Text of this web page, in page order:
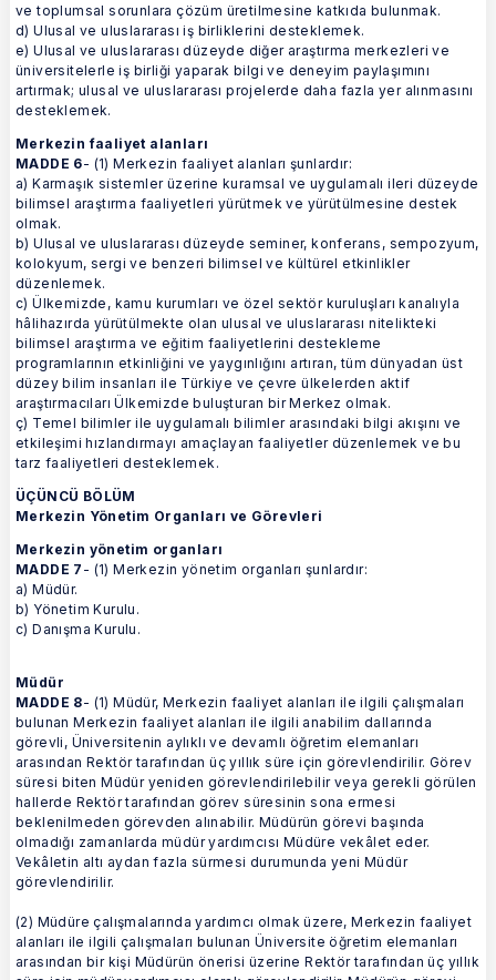
ve toplumsal sorunlara çözüm üretilmesine katkıda bulunmak.
d) Ulusal ve uluslararası iş birliklerini desteklemek.
e) Ulusal ve uluslararası düzeyde diğer araştırma merkezleri ve
üniversitelerle iş birliği yaparak bilgi ve deneyim paylaşımını
artırmak; ulusal ve uluslararası projelerde daha fazla yer alınmasını
desteklemek.
Merkezin faaliyet alanları
MADDE 6- (1) Merkezin faaliyet alanları şunlardır:
a) Karmaşık sistemler üzerine kuramsal ve uygulamalı ileri düzeyde
bilimsel araştırma faaliyetleri yürütmek ve yürütülmesine destek
olmak.
b) Ulusal ve uluslararası düzeyde seminer, konferans, sempozyum,
kolokyum, sergi ve benzeri bilimsel ve kültürel etkinlikler
düzenlemek.
c) Ülkemizde, kamu kurumları ve özel sektör kuruluşları kanalıyla
hâlihazırda yürütülmekte olan ulusal ve uluslararası nitelikteki
bilimsel araştırma ve eğitim faaliyetlerini destekleme
programlarının etkinliğini ve yaygınlığını artıran, tüm dünyadan üst
düzey bilim insanları ile Türkiye ve çevre ülkelerden aktif
araştırmacıları Ülkemizde buluşturan bir Merkez olmak.
ç) Temel bilimler ile uygulamalı bilimler arasındaki bilgi akışını ve
etkileşimi hızlandırmayı amaçlayan faaliyetler düzenlemek ve bu
tarz faaliyetleri desteklemek.
ÜÇÜNCÜ BÖLÜM
Merkezin Yönetim Organları ve Görevleri
Merkezin yönetim organları
MADDE 7 - (1) Merkezin yönetim organları şunlardır:
a) Müdür.
b) Yönetim Kurulu.
c) Danışma Kurulu.
Müdür
MADDE 8- (1) Müdür, Merkezin faaliyet alanları ile ilgili çalışmaları
bulunan Merkezin faaliyet alanları ile ilgili anabilim dallarında
görevli, Üniversitenin aylıklı ve devamlı öğretim elemanları
arasından Rektör tarafından üç yıllık süre için görevlendirilir. Görev
süresi biten Müdür yeniden görevlendirilebilir veya gerekli görülen
hallerde Rektör tarafından görev süresinin sona ermesi
beklenilmeden görevden alınabilir. Müdürün görevi başında
olmadığı zamanlarda müdür yardımcısı Müdüre vekâlet eder.
Vekâletin altı aydan fazla sürmesi durumunda yeni Müdür
görevlendirilir.
(2) Müdüre çalışmalarında yardımcı olmak üzere, Merkezin faaliyet
alanları ile ilgili çalışmaları bulunan Üniversite öğretim elemanları
arasından bir kişi Müdürün önerisi üzerine Rektör tarafından üç yıllık